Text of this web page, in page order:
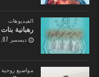
الفيديوهات
رهبانية
ديسمبر 07, 2018
مواضيع روحية